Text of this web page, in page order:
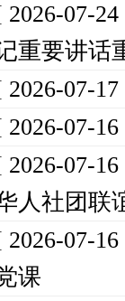
2026-07-
重要讲话
2026-07-
2026-07-
2026-07-
人社团联
2026-07-
课